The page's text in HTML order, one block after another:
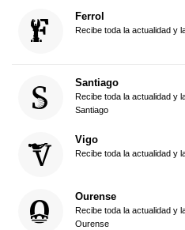
Ferrol
Recibe toda la actualidad y
Santiago
Recibe toda la actualidad y
Santiago
Vigo
Recibe toda la actualidad y
Ourense
Recibe toda la actualidad y
Ourense